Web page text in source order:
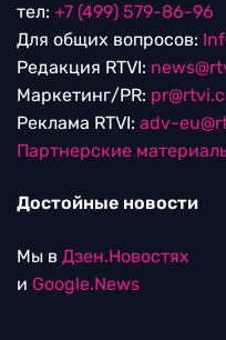
тел: +7 (499) 579-86-96
Для общих вопросов:
Редакция RTVI:
Маркетинг/PR:
Реклама RTVI: adv-
Партнерские
Достойные новости
Мы в Дзен.Новостях
и Google.News